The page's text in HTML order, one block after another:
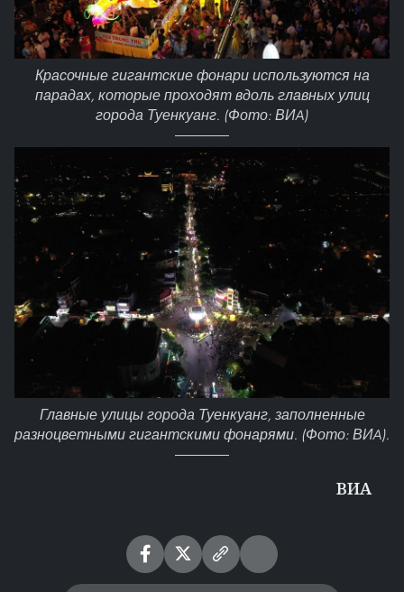
Красочные гигантские фонари используются на
парадах, которые проходят вдоль главных улиц
города Туенкуанг. (Фото: ВИA)
Главные улицы города Туенкуанг, заполненные
разноцветными гигантскими фонарями. (Фото: ВИA).
ВИА